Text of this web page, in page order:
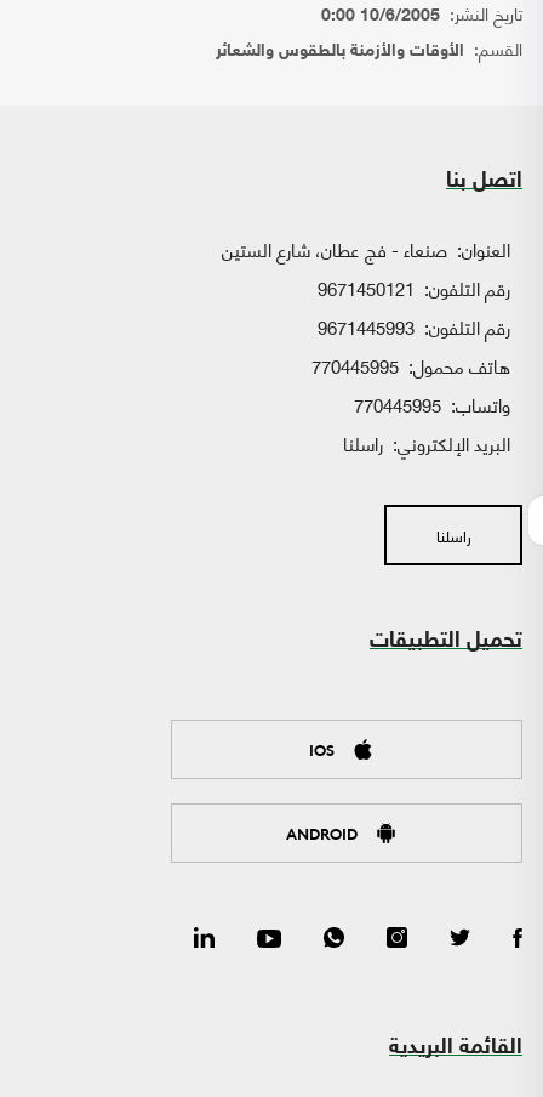
تاريخ النشر: 10/6/2005 0:00
القسم: الأوقات والأزمنة بالطقوس والشعائر
اتصل بنا
العنوان: صنعاء - فج عطان، شارع الستين
رقم التلفون: 9671450121
رقم التلفون: 9671445993
هاتف محمول: 770445995
واتساب:
البريد الإلكتروني: راسلنا
راسلنا
تحميل التطبيقات
IOS
ANDROID
القائمة البريدية